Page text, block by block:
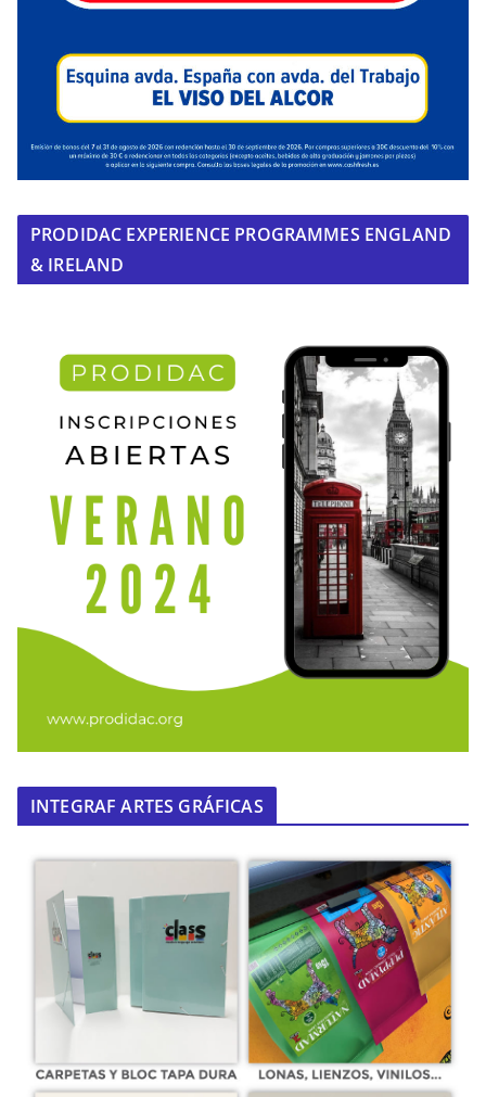
PRODIDAC EXPERIENCE PROGRAMMES ENGLAND
& IRELAND
INTEGRAF ARTES GRÁFICAS